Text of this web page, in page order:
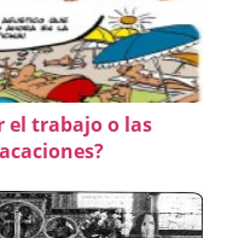
el trabajo o las